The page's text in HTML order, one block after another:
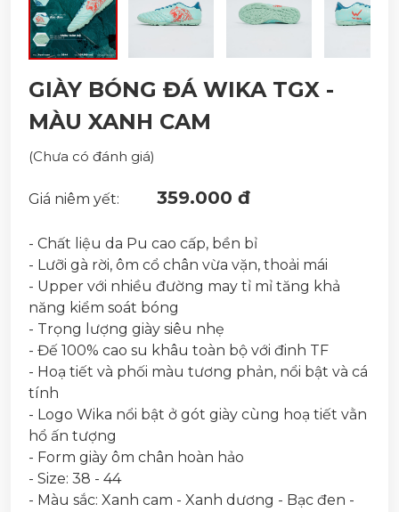
GIÀY BÓNG ĐÁ WIKA TGX -
MÀU XANH CAM
(Chưa có đánh giá)
Giá niêm yết: 359.000 đ
- Chất liệu da Pu cao cấp, bền bỉ
- Lưỡi gà rời, ôm cổ chân vừa vặn, thoải mái
- Upper với nhiều đường may tỉ mỉ tăng khả
năng kiểm soát bóng
- Trọng lượng giày siêu nhẹ
- Đế 100% cao su khâu toàn bộ với đinh TF
- Hoạ tiết và phối màu tương phản, nổi bật và cá
tính
- Logo Wika nổi bật ở gót giày cùng hoạ tiết vằn
hổ ấn tượng
- Form giày ôm chân hoàn hảo
- Size: 38 - 44
- Màu sắc: Xanh cam - Xanh dương - Bạc đen -